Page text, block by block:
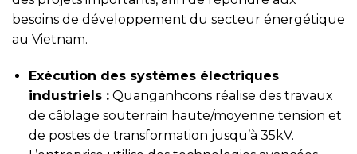
besoins de développement du secteur énergétique
au Vietnam.
Exécution des systèmes électriques
industriels :Quanganhcons réalise des travaux
de câblage souterrain haute/moyenne tension et
de postes de transformation jusqu’à 35kV.